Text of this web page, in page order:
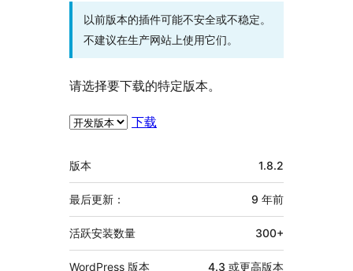
以前版本的插件可能不安全或不稳定。
不建议在生产网站上使用它们。
请选择要下载的特定版本。
下载
额
外
信
息
版本 1.8.2
最后更新： 9 年前
活跃安装数量 300+
WordPress 版本 4.3 或更高版本